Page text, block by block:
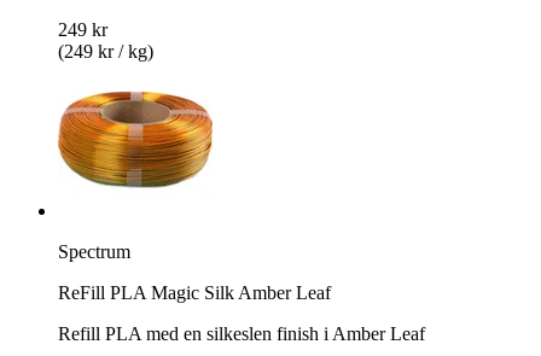
249 kr
(249 kr / kg)
Spectrum
ReFill PLA Magic Silk Amber Leaf
Refill PLA med en silkeslen finish i Amber Leaf